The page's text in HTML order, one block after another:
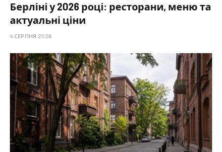
Берліні у 2026 році: ресторани, меню та
актуальні ціни
4 СЕРПНЯ 2026